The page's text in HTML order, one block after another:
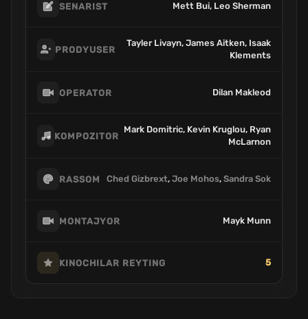
SENARIST Mett Bui, Leo Sherman
PRODYUSER
Tayler Livayn, James Aitken, Isaak
Klements
OPERATOR Dilan Makleod
KOMPOZITOR
Mark Domitric, Kevin Kruglou, Ryan
McLarnon
RASSOM Ched Gizbrext, Joe Mohos, Sandra Sok
MONTAJYOR Mayk Munn
KINOCHILAR REYTING 5